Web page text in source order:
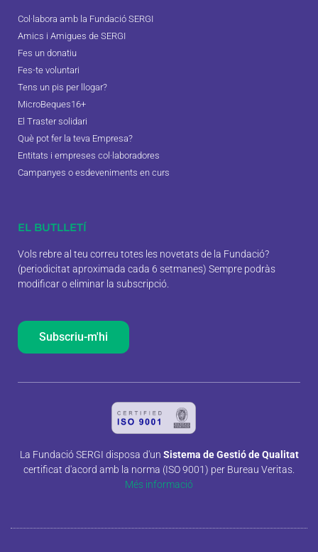
Col·labora amb la Fundació SERGI
Amics i Amigues de SERGI
Fes un donatiu
Fes-te voluntari
Tens un pis per llogar?
MicroBeques16+
El Traster solidari
Què pot fer la teva Empresa?
Entitats i empreses col·laboradores
Campanyes o esdeveniments en curs
EL BUTLLETÍ
Vols rebre al teu correu totes les novetats de la Fundació?
(periodicitat aproximada cada 6 setmanes) Sempre podràs
modificar o eliminar la subscripció.
Subscriu-m'hi
La Fundació SERGI disposa d'un Sistema de Gestió de Qualitat
certificat d'acord amb la norma (ISO 9001) per Bureau Veritas.
Més informació